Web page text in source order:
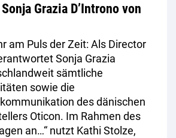
Grazia D’Introno von
am Puls der Zeit: Als Director
Sonja Grazia
sämtliche
sowie die
des dänischen
Oticon. Im Rahmen des
an…“ nutzt Kathi Stolze,